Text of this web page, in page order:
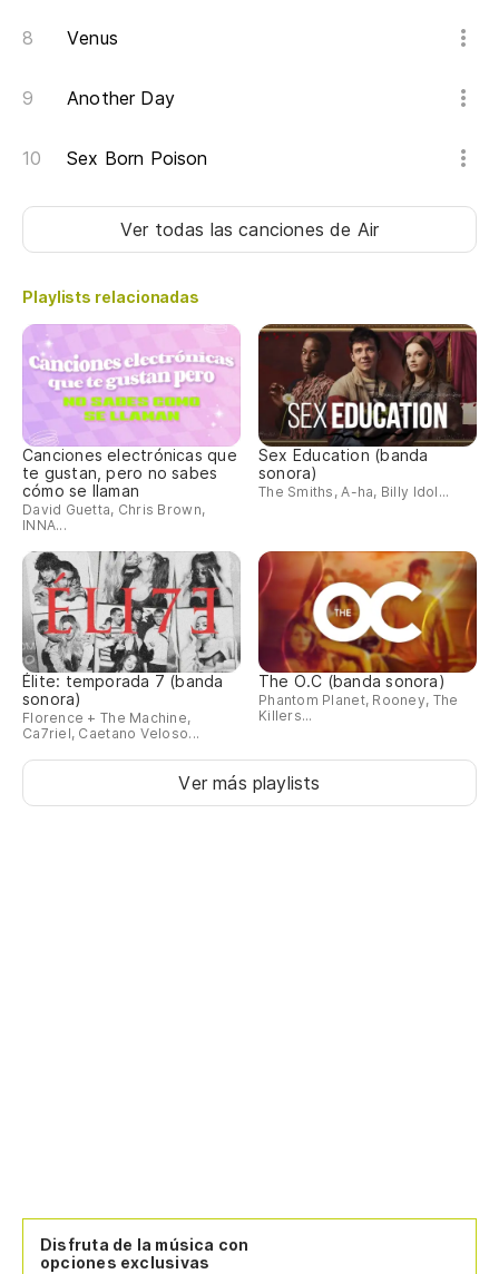
Venus
Another Day
Sex Born Poison
Ver todas las cancionesde Air
Playlists relacionadas
Canciones electrónicas que
te gustan, pero no sabes
cómo se llaman
David Guetta, Chris Brown,
INNA...
Sex Education (banda
sonora)
The Smiths, A-ha, Billy Idol...
Élite: temporada 7 (banda
sonora)
Florence + The Machine,
Ca7riel, Caetano Veloso...
The O.C (banda sonora)
Phantom Planet, Rooney, The
Killers...
Ver más playlists
Disfruta de la música con
opciones exclusivas